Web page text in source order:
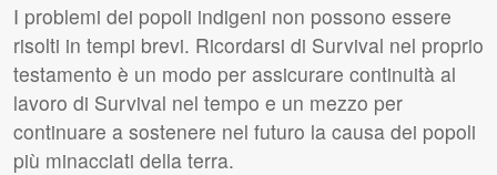
I problemi dei popoli indigeni non possono essere
risolti in tempi brevi. Ricordarsi di Survival nel proprio
testamento è un modo per assicurare continuità al
lavoro di Survival nel tempo e un mezzo per
continuare a sostenere nel futuro la causa dei popoli
più minacciati della terra.